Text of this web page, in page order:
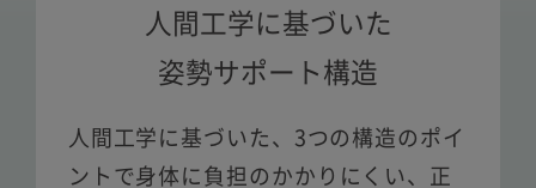
人間工学に基づいた
姿勢サポート構造
人間工学に基づいた、3つの構造のポイ
ントで身体に負担のかかりにくい、正